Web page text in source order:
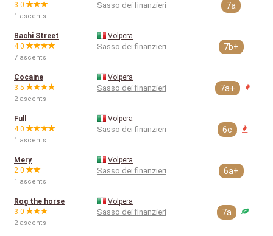
3.0
1 ascents
Sasso dei finanzieri 7a
Bachi Street
4.0
7 ascents
Volpera
Sasso dei finanzieri 7b+
Cocaine
3.5
2 ascents
Volpera
Sasso dei finanzieri 7a+
Full
4.0
1 ascents
Volpera
Sasso dei finanzieri 6c
Mery
2.0
1 ascents
Volpera
Sasso dei finanzieri 6a+
Rog the horse
3.0
2 ascents
Volpera
Sasso dei finanzieri 7a